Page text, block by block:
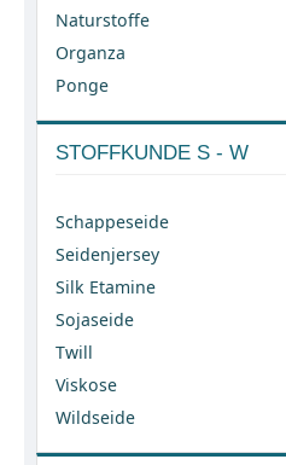
Naturstoffe
Organza
Ponge
STOFFKUNDE S - W
Schappeseide
Seidenjersey
Silk Etamine
Sojaseide
Twill
Viskose
Wildseide